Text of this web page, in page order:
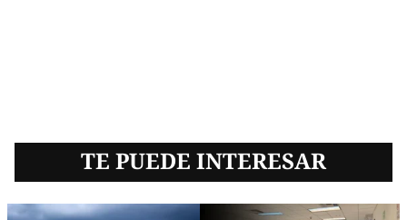
TE PUEDE INTERESAR